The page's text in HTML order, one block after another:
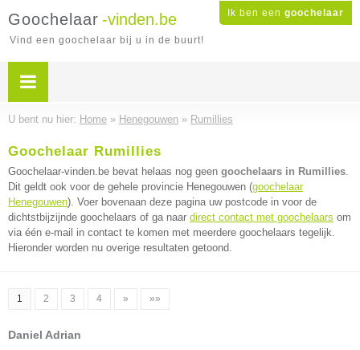
Ik ben een goochelaar
Goochelaar -vinden.be
Vind een goochelaar bij u in de buurt!
U bent nu hier: Home » Henegouwen » Rumillies
Goochelaar Rumillies
Goochelaar-vinden.be bevat helaas nog geen goochelaars in Rumillies.
Dit geldt ook voor de gehele provincie Henegouwen (goochelaar
Henegouwen). Voer bovenaan deze pagina uw postcode in voor de
dichtstbijzijnde goochelaars of ga naar direct contact met goochelaars om
via één e-mail in contact te komen met meerdere goochelaars tegelijk.
Hieronder worden nu overige resultaten getoond.
1 2 3 4 » »»
Daniel Adrian